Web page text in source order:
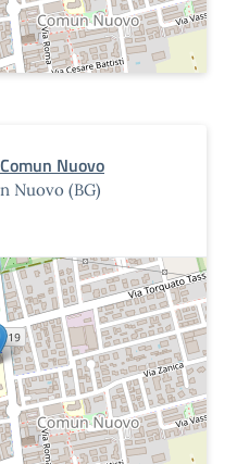
Nuovo
Nuovo (BG)